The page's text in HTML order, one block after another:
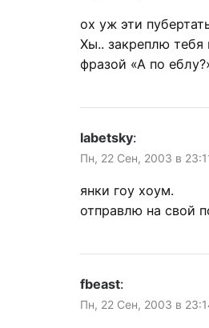
ох уж эти
Хы.. закреплю тебя
фразой «А по
labetsky:
Пн, 22 Сен, 2003 в
янки гоу хоум.
отправлю на свой
fbeast:
Пн, 22 Сен, 2003 в